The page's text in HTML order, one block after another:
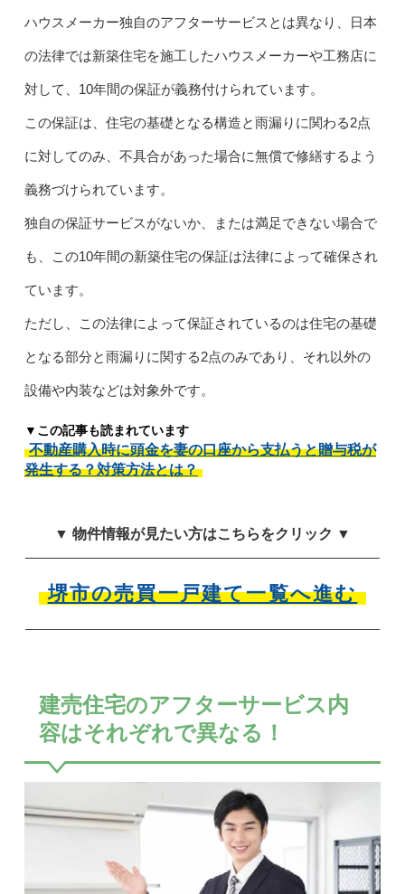
ハウスメーカー独自のアフターサービスとは異なり、日本
の法律では新築住宅を施工したハウスメーカーや工務店に
対して、10年間の保証が義務付けられています。
この保証は、住宅の基礎となる構造と雨漏りに関わる2点
に対してのみ、不具合があった場合に無償で修繕するよう
義務づけられています。
独自の保証サービスがないか、または満足できない場合で
も、この10年間の新築住宅の保証は法律によって確保され
ています。
ただし、この法律によって保証されているのは住宅の基礎
となる部分と雨漏りに関する2点のみであり、それ以外の
設備や内装などは対象外です。
▼この記事も読まれています
不動産購入時に頭金を妻の口座から支払うと贈与税が
発生する？対策方法とは？
▼ 物件情報が見たい方はこちらをクリック ▼
堺市の売買一戸建て一覧へ進む
建売住宅のアフターサービス内
容はそれぞれで異なる！